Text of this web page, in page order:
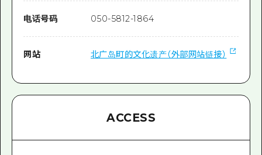
电话号码 050-5812-1864
网站 北广岛町的文化遗产（外部网站链接）
ACCESS